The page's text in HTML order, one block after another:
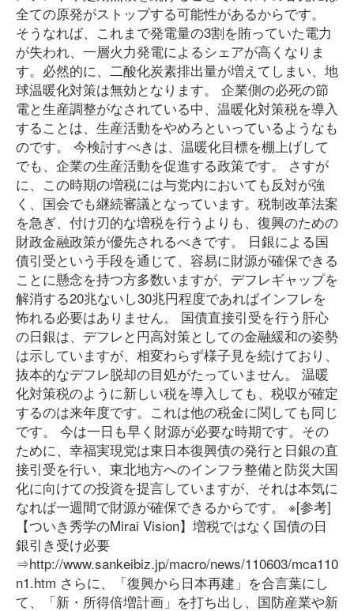
全ての原発がストップする可能性があるからです。
そうなれば、これまで発電量の3割を賄っていた電力
が失われ、一層火力発電によるシェアが高くなりま
す。必然的に、二酸化炭素排出量が増えてしまい、地
球温暖化対策は無効となります。 企業側の必死の節
電と生産調整がなされている中、温暖化対策税を導入
することは、生産活動をやめろといっているようなも
のです。 今検討すべきは、温暖化目標を棚上げして
でも、企業の生産活動を促進する政策です。 さすが
に、この時期の増税には与党内においても反対が強
く、国会でも継続審議となっています。税制改革法案
を急ぎ、付け刃的な増税を行うよりも、復興のための
財政金融政策が優先されるべきです。 日銀による国
債引受という手段を通じて、容易に財源が確保できる
ことに懸念を持つ方多数いますが、デフレギャップを
解消する20兆ないし30兆円程度であればインフレを
怖れる必要はありません。 国債直接引受を行う肝心
の日銀は、デフレと円高対策としての金融緩和の姿勢
は示していますが、相変わらず様子見を続けており、
抜本的なデフレ脱却の目処がたっていません。 温暖
化対策税のように新しい税を導入しても、税収が確定
するのは来年度です。これは他の税金に関しても同じ
です。 今は一日も早く財源が必要な時期です。その
ために、幸福実現党は東日本復興債の発行と日銀の直
接引受を行い、東北地方へのインフラ整備と防災大国
化に向けての投資を提言していますが、それは本気に
なれば一週間で財源が確保できるからです。 ※[参考]
【ついき秀学のMirai Vision】増税ではなく国債の日
銀引き受け必要
⇒http://www.sankeibiz.jp/macro/news/110603/
n1.htm さらに、「復興から日本再建」を合言葉にし
て、「新・所得倍増計画」を打ち出し、国防産業や新